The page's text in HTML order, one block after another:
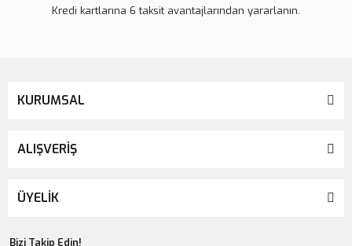
Kredi kartlarına 6 taksit avantajlarından yararlanın.
KURUMSAL
ALIŞVERİŞ
ÜYELİK
Bizi Takip Edin!